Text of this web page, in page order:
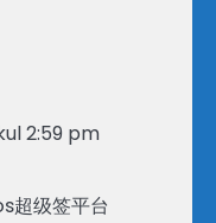
2:59 pm
超级签平台